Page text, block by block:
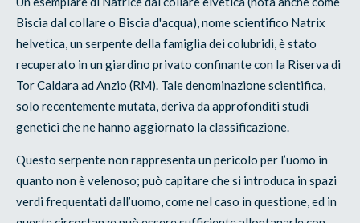
Biscia dal collare o Biscia d'acqua), nome scientifico Natrix
helvetica, un serpente della famiglia dei colubridi, è stato
recuperato in un giardino privato confinante con la Riserva di
Tor Caldara ad Anzio (RM). Tale denominazione scientifica,
solo recentemente mutata, deriva da approfonditi studi
genetici che ne hanno aggiornato la classificazione.
Questo serpente non rappresenta un pericolo per l’uomo in
quanto non è velenoso; può capitare che si introduca in spazi
verdi frequentati dall’uomo, come nel caso in questione, ed in